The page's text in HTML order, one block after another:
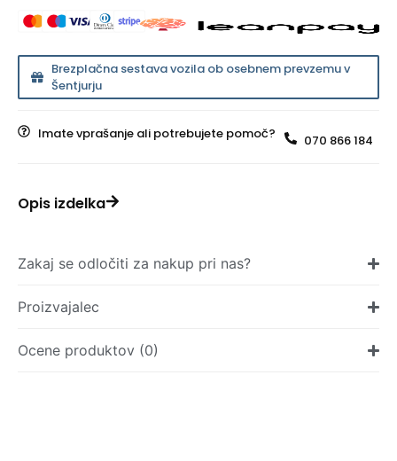
Brezplačna sestava vozila ob osebnem prevzemu v
Šentjurju
Imate vprašanje ali potrebujete pomoč? 070 866 184
Opis izdelka
Zakaj se odločiti za nakup pri nas?
Proizvajalec
Ocene produktov (0)